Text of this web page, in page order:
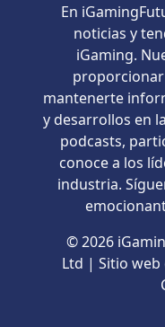
En
noticias y
iGaming.
mantenerte
y desarrollos en
podcasts,
conoce a los
industria.
© 2026
Ltd | Sitio